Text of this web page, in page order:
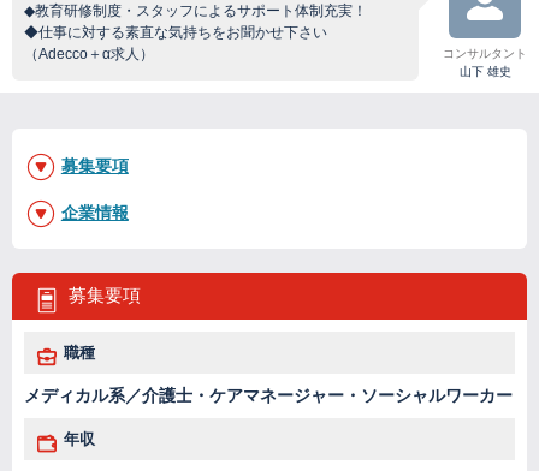
◆教育研修制度・スタッフによるサポート体制充実！
◆仕事に対する素直な気持ちをお聞かせ下さい
（Adecco＋α求人）
コンサルタント
山下 雄史
募集要項
職種
メディカル系／介護士・ケアマネージャー・ソーシャルワーカー
年収
募集要項
企業情報